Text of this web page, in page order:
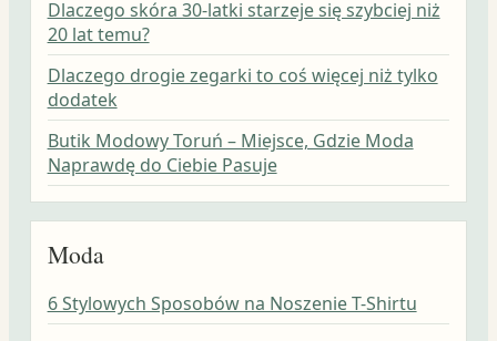
Dlaczego skóra 30-latki starzeje się szybciej niż
20 lat temu?
Dlaczego drogie zegarki to coś więcej niż tylko
dodatek
Butik Modowy Toruń – Miejsce, Gdzie Moda
Naprawdę do Ciebie Pasuje
Moda
6 Stylowych Sposobów na Noszenie T-Shirtu